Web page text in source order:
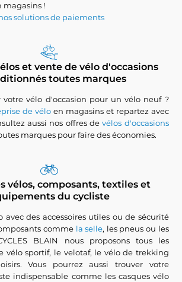
magasins !
solutions de paiements
et vente de vélo d'occasions
toutes marques
votre vélo d'occasion pour un vélo neuf ?
de vélo en magasins et repartez avec
aussi nos offres devélos d'occasions
marques pour faire des économies.
vélos, composants, textiles et
du cycliste
avec des accessoires utiles ou de sécurité
comme la selle, les pneus ou les
BLAIN nous proposons tous les
vélo sportif, le velotaf, le vélo de trekking
Vous pourrez aussi trouver votre
indispensable comme les casques vélo